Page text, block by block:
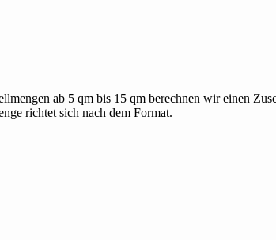
ab 5 qm bis 15 qm berechnen wir einen
richtet sich nach dem Format.